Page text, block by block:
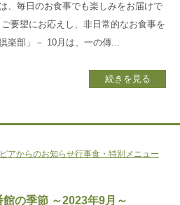
、毎日のお食事でも楽しみをお届けで
要望にお応えし、非日常的なお食事を
楽部」－ 10月は、一の傳...
続きを見る
の季節 ～2023年9月～
アからのお知らせ行事食・特別メニュー